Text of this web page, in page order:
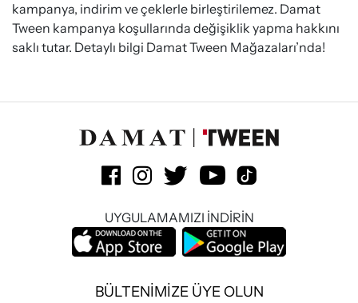
kampanya, indirim ve çeklerle birleştirilemez. Damat
Tween kampanya koşullarında değişiklik yapma hakkını
saklı tutar. Detaylı bilgi Damat Tween Mağazaları’nda!
UYGULAMAMIZI İNDİRİN
BÜLTENİMİZE ÜYE OLUN